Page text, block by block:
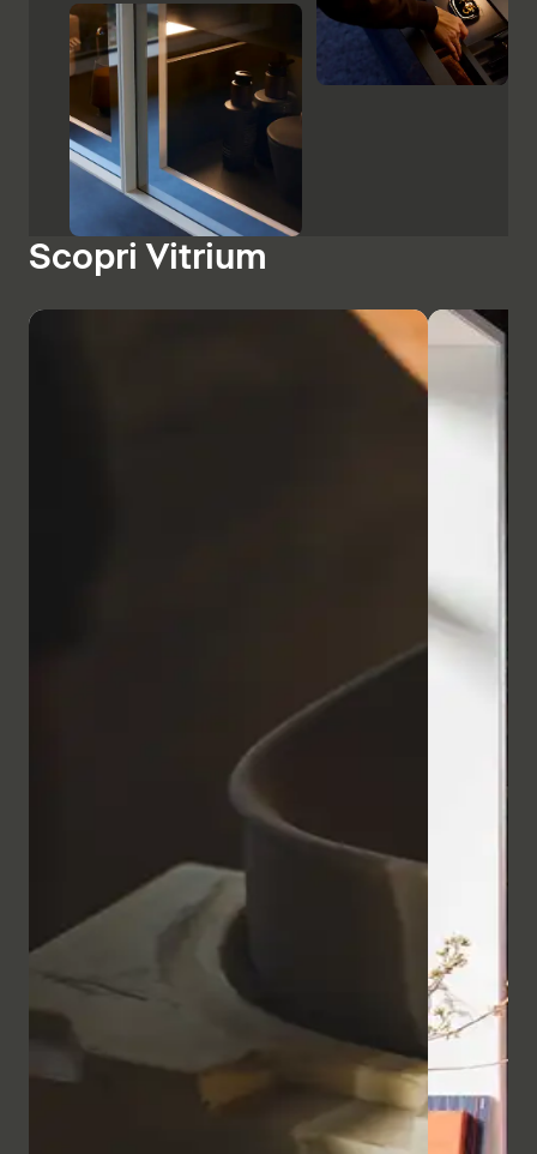
Scopri Vitrium